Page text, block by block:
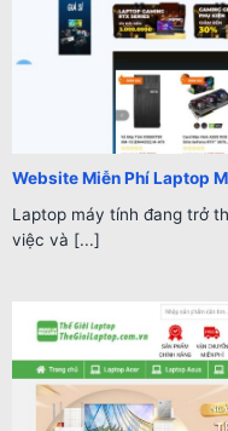
Website Miễn Phí Laptop
Laptop máy tính đang trở
việc và [...]